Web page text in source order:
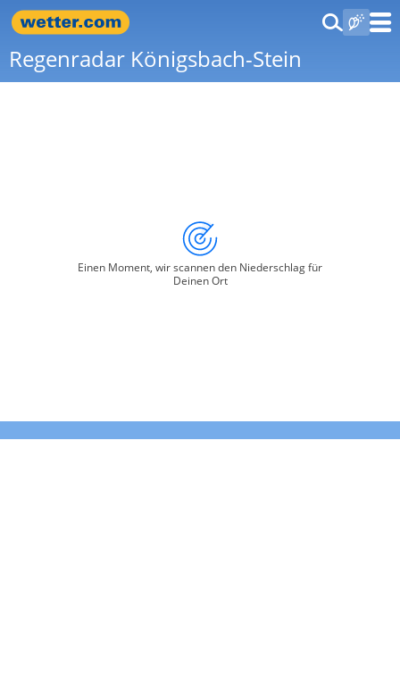
Regenradar Königsbach-Stein
Einen Moment, wir scannen den Niederschlag für
Deinen Ort